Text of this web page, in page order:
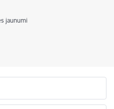
jaunumi